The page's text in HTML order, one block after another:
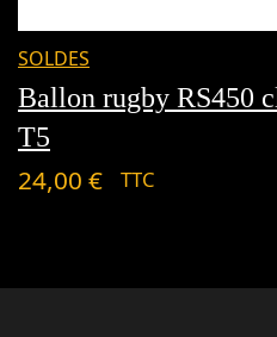
SOLDES
Ballon rugby RS450
T5
24,00 € TTC